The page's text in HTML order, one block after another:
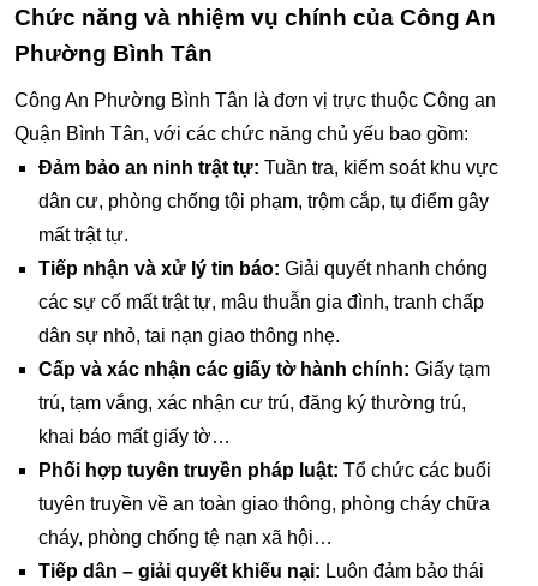
Chức năng và nhiệm vụ chính của Công An
Phường Bình Tân
Công An Phường Bình Tân là đơn vị trực thuộc Công an
Quận Bình Tân, với các chức năng chủ yếu bao gồm:
Đảm bảo an ninh trật tự: Tuần tra, kiểm soát khu vực
dân cư, phòng chống tội phạm, trộm cắp, tụ điểm gây
mất trật tự.
Tiếp nhận và xử lý tin báo: Giải quyết nhanh chóng
các sự cố mất trật tự, mâu thuẫn gia đình, tranh chấp
dân sự nhỏ, tai nạn giao thông nhẹ.
Cấp và xác nhận các giấy tờ hành chính: Giấy tạm
trú, tạm vắng, xác nhận cư trú, đăng ký thường trú,
khai báo mất giấy tờ…
Phối hợp tuyên truyền pháp luật: Tổ chức các buổi
tuyên truyền về an toàn giao thông, phòng cháy chữa
cháy, phòng chống tệ nạn xã hội…
Tiếp dân – giải quyết khiếu nại: Luôn đảm bảo thái